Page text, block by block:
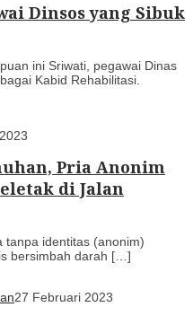
Dinsos yang Sibuk
ini Sriwati, pegawai Dinas
Kabid Rehabilitasi.
Pria Anonim
di Jalan
tanpa identitas (anonim)
bersimbah darah […]
27 Februari 2023